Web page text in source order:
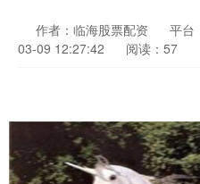
作者：临海股票配资 平台
03-09 12:27:42
阅读：57